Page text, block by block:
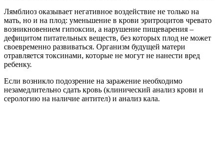
Лямблиоз оказывает негативное воздействие не только на
мать, но и на плод: уменьшение в крови эритроцитов чревато
возникновением гипоксии, а нарушение пищеварения –
дефицитом питательных веществ, без которых плод не может
своевременно развиваться. Организм будущей матери
отравляется токсинами, которые не могут не нанести вред
ребенку.
Если возникло подозрение на заражение необходимо
незамедлительно сдать кровь (клинический анализ крови и
серологию на наличие антител) и анализ кала.